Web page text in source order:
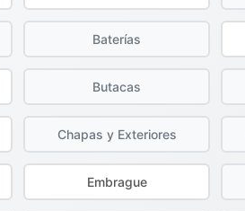
Baterías
Butacas
Chapas y Exteriores
Embrague